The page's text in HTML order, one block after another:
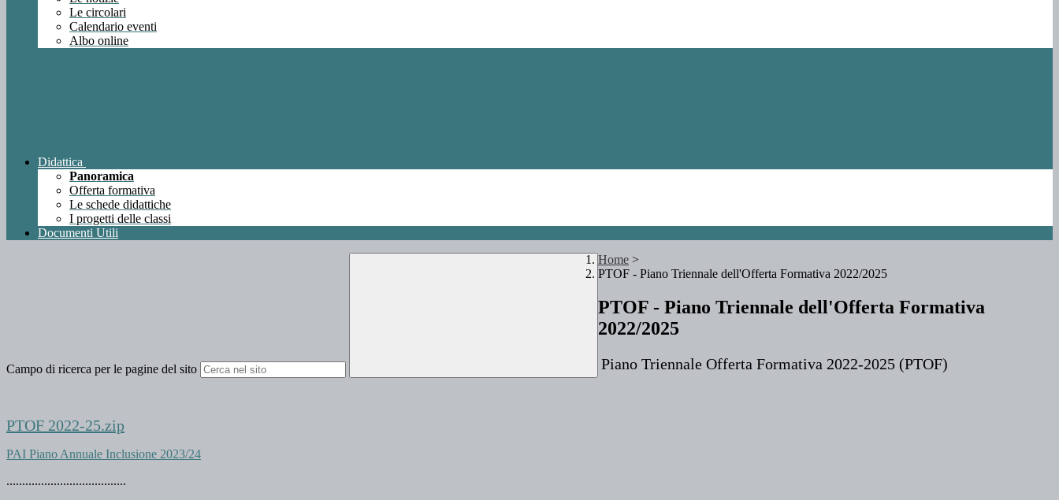
Le circolari
Calendario eventi
Albo online
Didattica
Panoramica
Offerta formativa
Le schede didattiche
I progetti delle classi
Documenti Utili
Campo di ricerca per le pagine del sito
Home >
PTOF - Piano Triennale dell'Offerta Formativa 2022/2025
PTOF - Piano Triennale dell'Offerta Formativa
2022/2025
Piano Triennale Offerta Formativa 2022-2025 (PTOF)
PTOF 2022-25.zip
PAI Piano Annuale Inclusione 2023/24
......................................